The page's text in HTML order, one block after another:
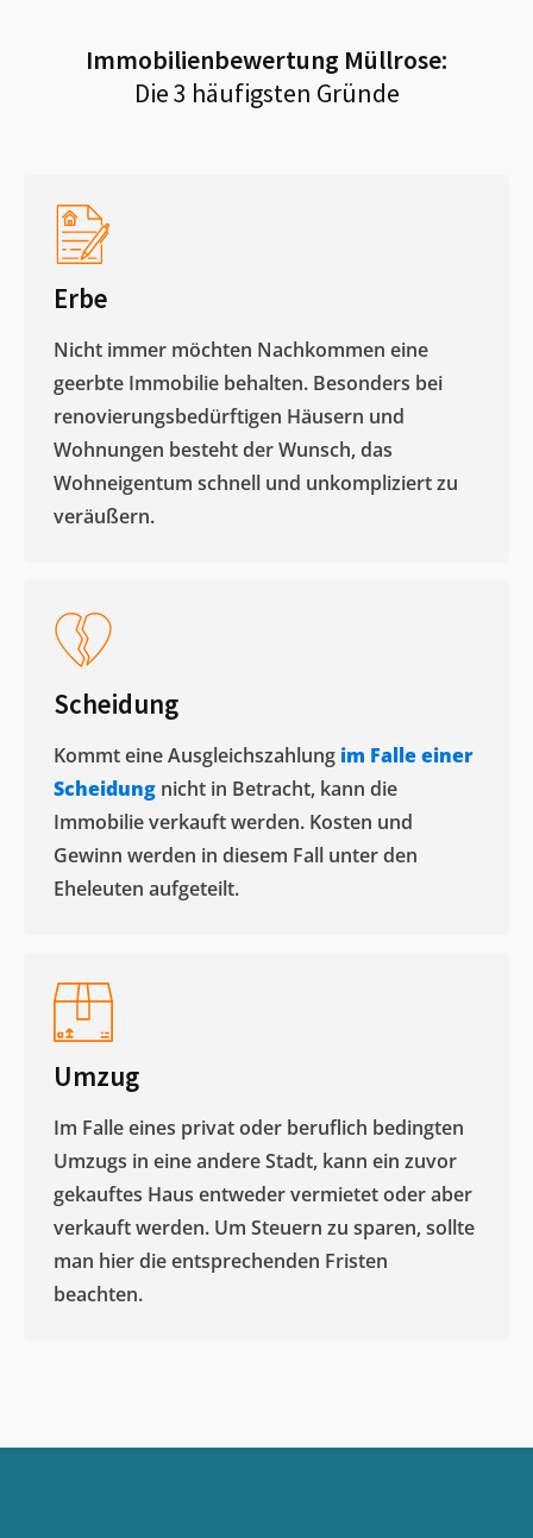
Immobilienbewertung Müllrose:
Die 3 häufigsten Gründe
Erbe
Nicht immer möchten Nachkommen eine
geerbte Immobilie behalten. Besonders bei
renovierungsbedürftigen Häusern und
Wohnungen besteht der Wunsch, das
Wohneigentum schnell und unkompliziert zu
veräußern. ​
Scheidung
Kommt eine Ausgleichszahlung im Falle einer
Scheidung nicht in Betracht, kann die
Immobilie verkauft werden. Kosten und
Gewinn werden in diesem Fall unter den
Eheleuten aufgeteilt.​
Umzug
Im Falle eines privat oder beruflich bedingten
Umzugs in eine andere Stadt, kann ein zuvor
gekauftes Haus entweder vermietet oder aber
verkauft werden. Um Steuern zu sparen, sollte
man hier die entsprechenden Fristen
beachten.